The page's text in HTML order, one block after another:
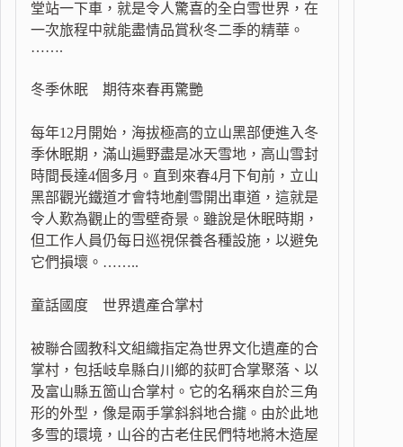
堂站一下車，就是令人驚喜的全白雪世界，在
一次旅程中就能盡情品賞秋冬二季的精華。
…….
冬季休眠 期待來春再驚艷
每年12月開始，海拔極高的立山黑部便進入冬
季休眠期，滿山遍野盡是冰天雪地，高山雪封
時間長達4個多月。直到來春4月下旬前，立山
黑部觀光鐵道才會特地剷雪開出車道，這就是
令人歎為觀止的雪壁奇景。雖說是休眠時期，
但工作人員仍每日巡視保養各種設施，以避免
它們損壞。……..
童話國度 世界遺產合掌村
被聯合國教科文組織指定為世界文化遺產的合
掌村，包括岐阜縣白川鄉的荻町合掌聚落、以
及富山縣五箇山合掌村。它的名稱來自於三角
形的外型，像是兩手掌斜斜地合攏。由於此地
多雪的環境，山谷的古老住民們特地將木造屋